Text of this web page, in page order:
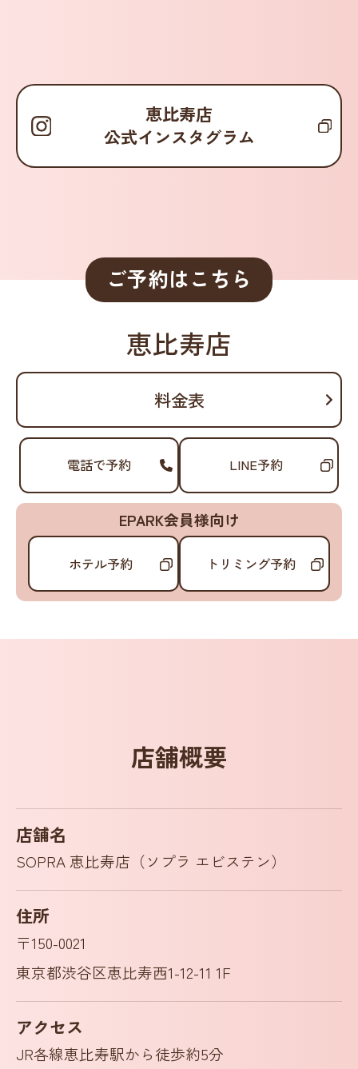
恵比寿店
公式インスタグラム
ご予約はこちら
恵比寿店
料金表
電話で予約 LINE予約
EPARK会員様向け
ホテル予約 トリミング予約
店舗概要
店舗名
SOPRA 恵比寿店（ソプラ エビステン）
住所
〒150-0021
東京都渋谷区恵比寿西1-12-11 1F
アクセス
JR各線恵比寿駅から徒歩約5分